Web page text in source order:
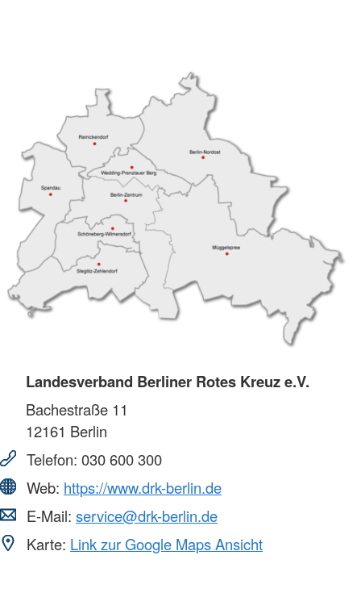
Landesverband Berliner Rotes Kreuz e.V.
Bachestraße 11
12161 Berlin
Telefon: 030 600 300
Web: https://www.drk-berlin.de
E-Mail: service@drk-berlin.de
Karte: Link zur Google Maps Ansicht